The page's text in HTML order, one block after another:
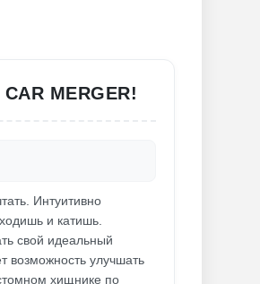
MERGER!
Интуитивно
и катишь.
свой идеальный
возможность улучшать
хищнике по